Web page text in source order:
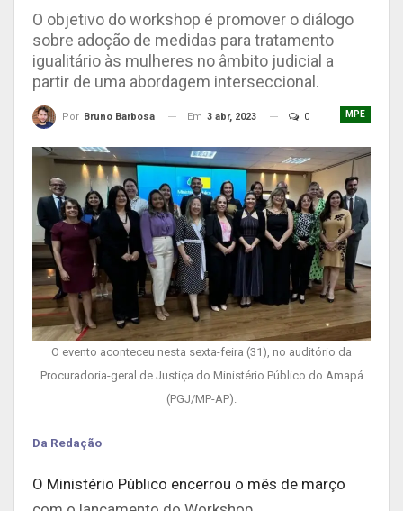
O objetivo do workshop é promover o diálogo
sobre adoção de medidas para tratamento
igualitário às mulheres no âmbito judicial a
partir de uma abordagem interseccional.
MPE
Por Bruno Barbosa Em 3 abr, 2023 0
O evento aconteceu nesta sexta-feira (31), no auditório da
Procuradoria-geral de Justiça do Ministério Público do Amapá
(PGJ/MP-AP).
Da Redação
O Ministério Público encerrou o mês de março